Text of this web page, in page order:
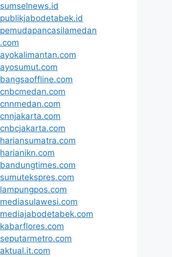
sumselnews.id
publikjabodetabek.id
pemudapancasilamedan
.com
ayokalimantan.com
ayosumut.com
bangsaoffline.com
cnbcmedan.com
cnnmedan.com
cnnjakarta.com
cnbcjakarta.com
hariansumatra.com
harianikn.com
bandungtimes.com
sumutekspres.com
lampungpos.com
mediasulawesi.com
mediajabodetabek.com
kabarflores.com
seputarmetro.com
aktual.it.com